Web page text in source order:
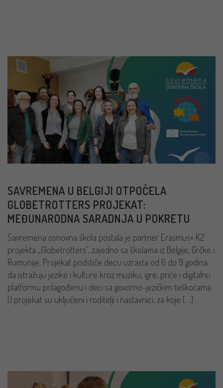
SAVREMENA U BELGIJI OTPOČELA
GLOBETROTTERS PROJEKAT:
MEĐUNARODNA SARADNJA U POKRETU
Savremena osnovna škola postala je partner Erasmus+ K2
projekta „Globetrotters“, zajedno sa školama iz Belgije, Grčke i
Rumunije. Projekat podstiče decu uzrasta od 6 do 9 godina
da istražuju jezike i kulture kroz muziku, igre, priče i digitalnu
platformu prilagođenu i deci sa govorno-jezičkim teškoćama.
U projekat su uključeni i roditelji i nastavnici, za koje […]